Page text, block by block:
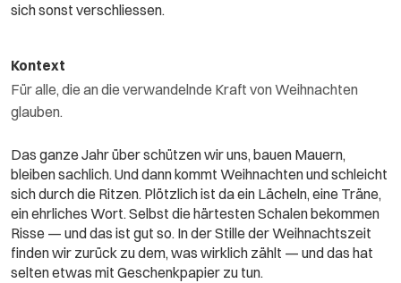
sich sonst verschliessen.
Kontext
Für alle, die an die verwandelnde Kraft von Weihnachten
glauben.
Das ganze Jahr über schützen wir uns, bauen Mauern,
bleiben sachlich. Und dann kommt Weihnachten und schleicht
sich durch die Ritzen. Plötzlich ist da ein Lächeln, eine Träne,
ein ehrliches Wort. Selbst die härtesten Schalen bekommen
Risse — und das ist gut so. In der Stille der Weihnachtszeit
finden wir zurück zu dem, was wirklich zählt — und das hat
selten etwas mit Geschenkpapier zu tun.